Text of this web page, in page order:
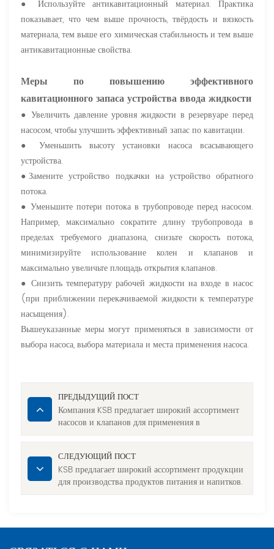
● Используйте антикавитационный материал. Практика
показывает, что чем выше прочность, твёрдость и вязкость
материала, тем выше его химическая стабильность и тем выше
антикавитационные свойства.
Меры по повышению эффективного
кавитационного запаса устройства ввода жидкости
● Увеличить давление уровня жидкости в резервуаре перед
насосом, чтобы улучшить эффективный запас по кавитации.
● Уменьшить высоту установки насоса всасывающего
устройства.
●Замените устройство подкачки на устройство обратного
потока.
● Уменьшите потери потока в трубопроводе перед насосом.
Например, максимально сократите длину трубопровода в
пределах требуемого диапазона, снизьте скорость потока,
минимизируйте использование колен и клапанов и
максимально увеличьте площадь открытия клапанов.
● Снизить температуру рабочей жидкости на входе в насос
(при приближении перекачиваемой жидкости к температуре
насыщения).
Вышеуказанные меры могут применяться в зависимости от
выбора насоса, выбора материала и места применения насоса.
ПРЕДЫДУЩИЙ ПОСТ
Компания KSB предлагает широкий ассортимент
насосов и клапанов для применения в
СЛЕДУЮЩИЙ ПОСТ
KSB предлагает широкий ассортимент продукции
для производства продуктов питания и напитков.